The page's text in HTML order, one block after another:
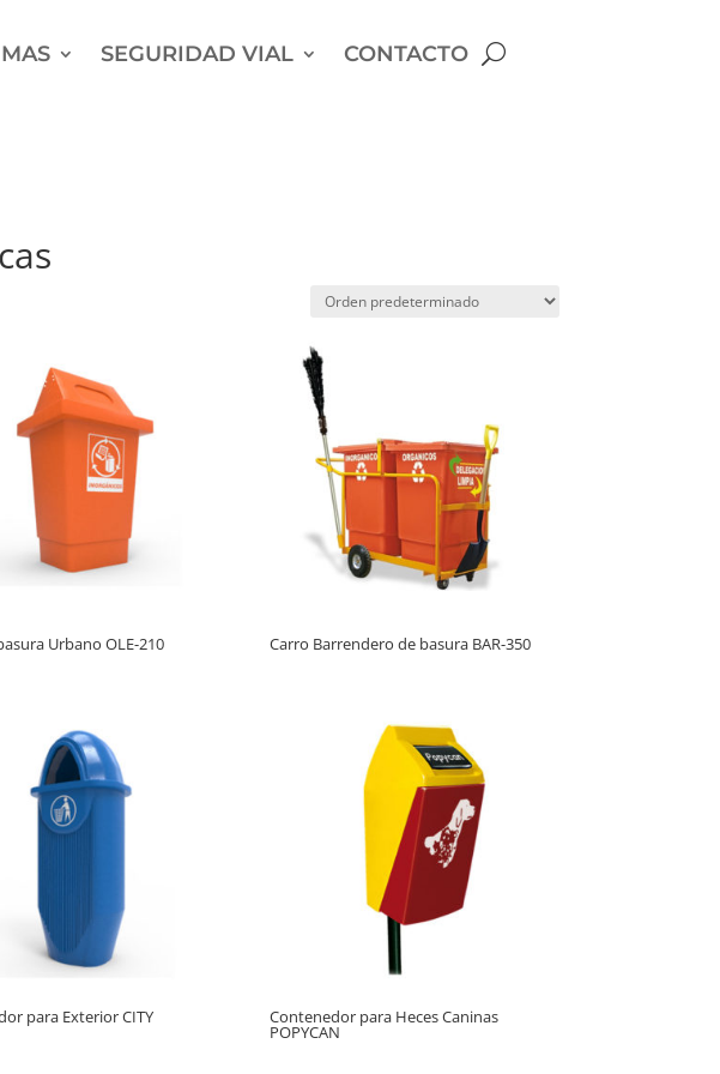
SEGURIDAD VIAL CONTACTO
Urbano OLE-210 Carro Barrendero de basura BAR-350
para Exterior CITY Contenedor para Heces Caninas
POPYCAN